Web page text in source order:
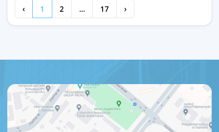
‹ 1 2 ... 17 ›